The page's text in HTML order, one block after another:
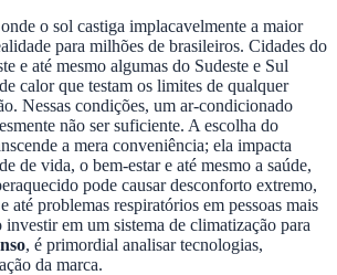
o sol castiga implacavelmente a maior
para milhões de brasileiros. Cidades do
e até mesmo algumas do Sudeste e Sul
calor que testam os limites de qualquer
Nessas condições, um ar-condicionado
não ser suficiente. A escolha do
a mera conveniência; ela impacta
de vida, o bem-estar e até mesmo a saúde,
pode causar desconforto extremo,
até problemas respiratórios em pessoas mais
investir em um sistema de climatização para
, é primordial analisar tecnologias,
da marca.